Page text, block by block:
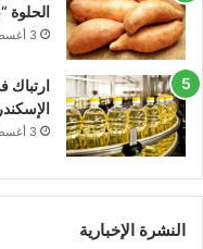
الحلوة
3 أغسطس، 2026
3 أغسطس، 2026
النشرة الإخبارية